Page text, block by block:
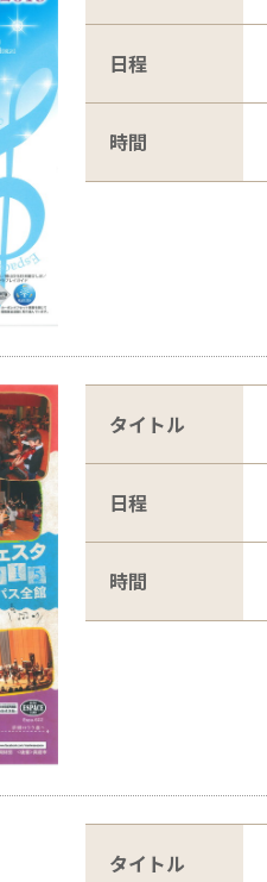
日程
時間
タイトル
日程
時間
タイトル